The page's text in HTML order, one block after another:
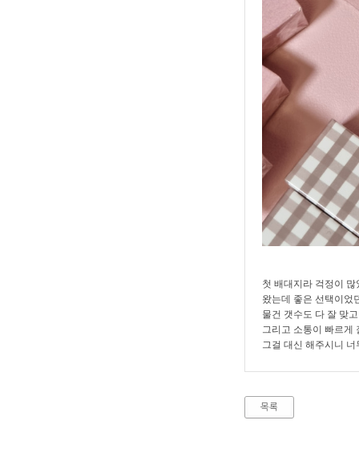
첫 배대지라 걱정이
왔는데 좋은 선택이었
물건 갯수도 다 잘 맞
그리고 소통이 빠르게
그걸 대신 해주시니
목록